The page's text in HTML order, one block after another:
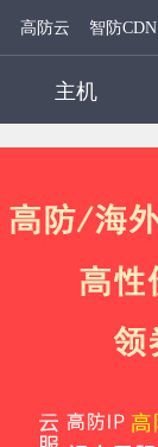
高防云 智防CDN
主机